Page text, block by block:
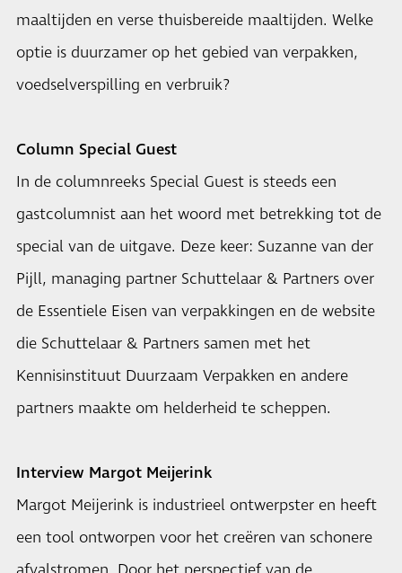
maaltijden en verse thuisbereide maaltijden. Welke
optie is duurzamer op het gebied van verpakken,
voedselverspilling en verbruik?
Column Special Guest
In de columnreeks Special Guest is steeds een
gastcolumnist aan het woord met betrekking tot de
special van de uitgave. Deze keer: Suzanne van der
Pijll, managing partner Schuttelaar & Partners over
de Essentiele Eisen van verpakkingen en de website
die Schuttelaar & Partners samen met het
Kennisinstituut Duurzaam Verpakken en andere
partners maakte om helderheid te scheppen.
Interview Margot Meijerink
Margot Meijerink is industrieel ontwerpster en heeft
een tool ontworpen voor het creëren van schonere